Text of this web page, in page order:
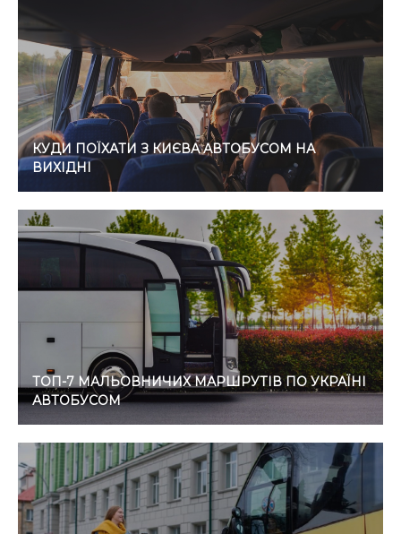
КУДИ ПОЇХАТИ З КИЄВА АВТОБУСОМ НА
ВИХІДНІ
ТОП-7 МАЛЬОВНИЧИХ МАРШРУТІВ ПО УКРАЇНІ
АВТОБУСОМ